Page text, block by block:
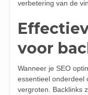
verbetering van de
voor
Wanneer je SEO
essentieel onderdeel
vergroten. Backlinks